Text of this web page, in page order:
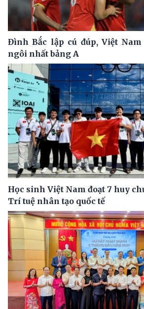
Đình Bắc lập cú đúp, Việt
ngôi nhất bảng A
Học sinh Việt Nam đoạt 7 huy
Trí tuệ nhân tạo quốc tế